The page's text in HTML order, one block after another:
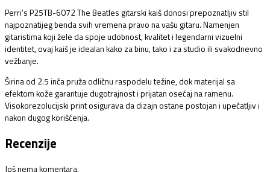
Perri’s P25TB-6072 The Beatles gitarski kaiš donosi prepoznatljiv stil
najpoznatijeg benda svih vremena pravo na vašu gitaru. Namenjen
gitaristima koji žele da spoje udobnost, kvalitet i legendarni vizuelni
identitet, ovaj kaiš je idealan kako za binu, tako i za studio ili svakodnevno
vežbanje.
Širina od 2.5 inča pruža odličnu raspodelu težine, dok materijal sa
efektom kože garantuje dugotrajnost i prijatan osećaj na ramenu.
Visokorezolucijski print osigurava da dizajn ostane postojan i upečatljiv i
nakon dugog korišćenja.
Recenzije
Još nema komentara.